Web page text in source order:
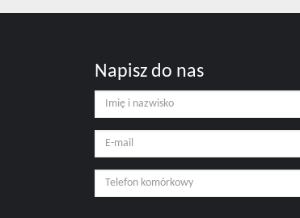
Napisz do nas